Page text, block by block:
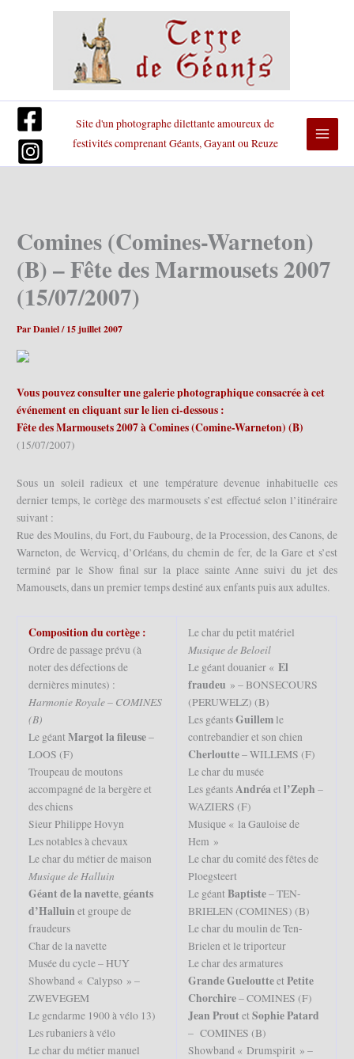
Site d'un photographe dilettante amoureux de
festivités comprenant Géants, Gayant ou Reuze
Comines (Comines-Warneton)
(B) – Fête des Marmousets 2007
(15/07/2007)
ParDaniel/15 juillet 2007
Vous pouvez consulter une galerie photographique consacrée à cet
événement en cliquant sur le lien ci-dessous :
Fête des Marmousets 2007 à Comines (Comine-Warneton) (B)
(15/07/2007)
Sous un soleil radieux et une température devenue inhabituelle ces
dernier temps, le cortège des marmousets s’est effectué selon l’itinéraire
suivant :
Rue des Moulins, du Fort, du Faubourg, de la Procession, des Canons, de
Warneton, de Wervicq, d’Orléans, du chemin de fer, de la Gare et s’est
terminé par le Show final sur la place sainte Anne suivi du jet des
Mamousets, dans un premier temps destiné aux enfants puis aux adultes.
Composition du cortège :
Ordre de passage prévu (à
noter des défections de
dernières minutes) :
Harmonie Royale – COMINES
(B)
Le géant Margot la fileuse–
LOOS (F)
Troupeau de moutons
accompagné de la bergère et
des chiens
Sieur Philippe Hovyn
Les notables à chevaux
Le char du métier de maison
Musique de Halluin
Géant de la navette,géants
d’Halluin et groupe de
fraudeurs
Char de la navette
Musée du cycle – HUY
Showband « Calypso » –
ZWEVEGEM
Le gendarme 1900 à vélo 13)
Les rubaniers à vélo
Le char du métier manuel
Le char du petit matériel
Musique de Beloeil
Le géant douanier « El
fraudeu » – BONSECOURS
(PERUWELZ) (B)
Les géantsGuillemle
contrebandier et son chien
Cherloutte– WILLEMS (F)
Le char du musée
Les géantsAndréaet l’Zeph –
WAZIERS (F)
Musique « la Gauloise de
Hem »
Le char du comité des fêtes de
Ploegsteert
Le géant Baptiste– TEN-
BRIELEN (COMINES) (B)
Le char du moulin de Ten-
Brielen et le triporteur
Le char des armatures
Grande Gueloutteet Petite
Chorchire– COMINES (F)
Jean Proutet Sophie Patard
– COMINES (B)
Showband « Drumspirit » –